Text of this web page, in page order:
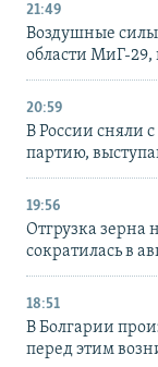
21:49
Воздушные силы
области МиГ-
20:59
В России сняли
партию,
19:56
Отгрузка зерна
сократилась в
18:51
В Болгарии
перед этим